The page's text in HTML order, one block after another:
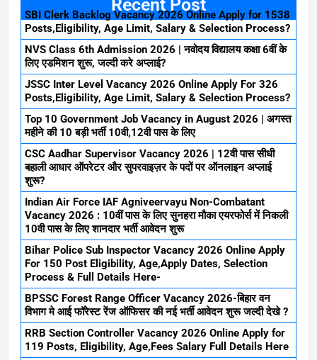
Recent Post
SBI Clerk Backlog Vacancy 2026 Online Apply for 1538
Posts,Eligibility, Age Limit, Salary & Selection Process?
NVS Class 6th Admission 2026 | नवोदय विद्यालय कक्षा 6वीं के
लिए एडमिशन शुरू, जल्दी करे अप्लाई?
JSSC Inter Level Vacancy 2026 Online Apply For 326
Posts,Eligibility, Age Limit, Salary & Selection Process?
Top 10 Government Job Vacancy in August 2026 | अगस्त
महीने की 10 बड़ी भर्ती 10वी,12वी पास के लिए
CSC Aadhar Supervisor Vacancy 2026 | 12वी पास सीधी
बहाली आधार ऑपरेटर और सुपरवाइज़र के पदों पर ऑनलाइन अप्लाई
शुरू?
Indian Air Force IAF Agniveervayu Non-Combatant
Vacancy 2026 : 10वीं पास के लिए सुनहरा मौका एयरफोर्स में निकली
10वी पास के लिए शानदार भर्ती आवेदन शुरू
Bihar Police Sub Inspector Vacancy 2026 Online Apply
For 150 Post Eligibility, Age,Apply Dates, Selection
Process & Full Details Here-
BPSSC Forest Range Officer Vacancy 2026-बिहार वन
विभाग मे आई फॉरेस्ट रेंज ऑफिसर की नई भर्ती आवेदन शुरू जल्दी देखे ?
RRB Section Controller Vacancy 2026 Online Apply for
119 Posts, Eligibility, Age,Fees Salary Full Details Here